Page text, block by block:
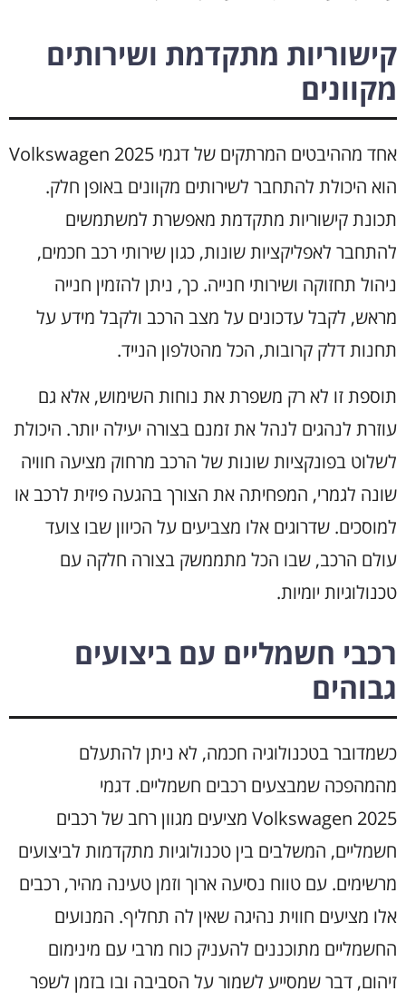
קישוריות מתקדמת ושירותים
מקוונים
אחד מההיבטים המרתקים של דגמי Volkswagen 2025
הוא היכולת להתחבר לשירותים מקוונים באופן חלק.
תכונת קישוריות מתקדמת מאפשרת למשתמשים
להתחבר לאפליקציות שונות, כגון שירותי רכב חכמים,
ניהול תחזוקה ושירותי חנייה. כך, ניתן להזמין חנייה
מראש, לקבל עדכונים על מצב הרכב ולקבל מידע על
תחנות דלק קרובות, הכל מהטלפון הנייד.
תוספת זו לא רק משפרת את נוחות השימוש, אלא גם
עוזרת לנהגים לנהל את זמנם בצורה יעילה יותר. היכולת
לשלוט בפונקציות שונות של הרכב מרחוק מציעה חוויה
שונה לגמרי, המפחיתה את הצורך בהגעה פיזית לרכב או
למוסכים. שדרוגים אלו מצביעים על הכיוון שבו צועד
עולם הרכב, שבו הכל מתממשק בצורה חלקה עם
טכנולוגיות יומיות.
רכבי חשמליים עם ביצועים
גבוהים
כשמדובר בטכנולוגיה חכמה, לא ניתן להתעלם
מהמהפכה שמבצעים רכבים חשמליים. דגמי
Volkswagen 2025 מציעים מגוון רחב של רכבים
חשמליים, המשלבים בין טכנולוגיות מתקדמות לביצועים
מרשימים. עם טווח נסיעה ארוך וזמן טעינה מהיר, רכבים
אלו מציעים חווית נהיגה שאין לה תחליף. המנועים
החשמליים מתוכננים להעניק כוח מרבי עם מינימום
זיהום, דבר שמסייע לשמור על הסביבה ובו בזמן לשפר